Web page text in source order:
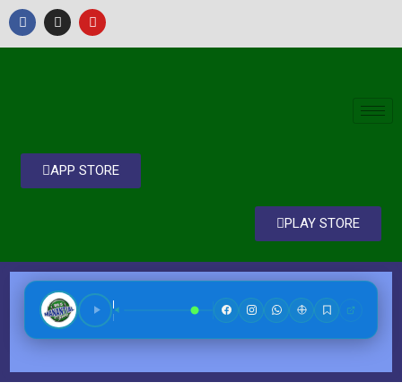
APP STORE
PLAY STORE